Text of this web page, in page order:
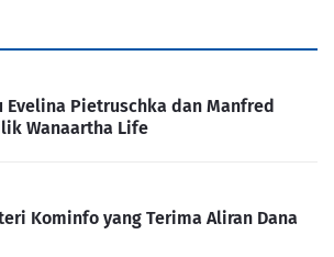
Evelina Pietruschka dan Manfred
Wanaartha Life
Kominfo yang Terima Aliran Dana